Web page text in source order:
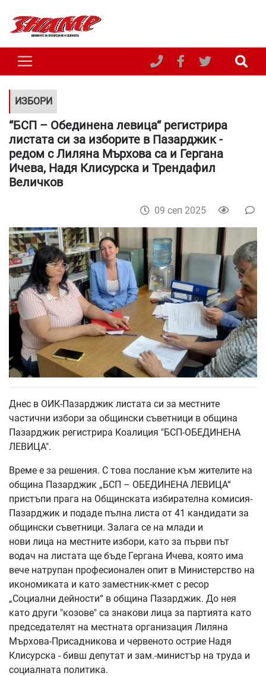
ИЗБОРИ
“БСП – Обединена левица“ регистрира
листата си за изборите в Пазарджик -
редом с Лиляна Мърхова са и Гергана
Ичева, Надя Клисурска и Трендафил
Величков
09 сеп 2025
Днес в ОИК-Пазарджик листата си за местните
частични избори за общински съветници в община
Пазарджик регистрира Коалиция "БСП-ОБЕДИНЕНА
ЛЕВИЦА".
Време е за решения. С това послание към жителите на
община Пазарджик „БСП – ОБЕДИНЕНА ЛЕВИЦА“
пристъпи прага на Общинската избирателна комисия-
Пазарджик и подаде пълна листа от 41 кандидати за
общински съветници. Залага се на млади и
нови лица на местните избори, като за първи път
водач на листата ще бъде Гергана Ичева, която има
вече натрупан професионален опит в Министерство на
икономиката и като заместник-кмет с ресор
„Социални дейности“ в община Пазарджик. До нея
като други "козове" са знакови лица за партията като
председателят на местната организация Лиляна
Мърхова-Присадникова и червеното острие Надя
Клисурска - бивш депутат и зам.-министър на труда и
социалната политика.